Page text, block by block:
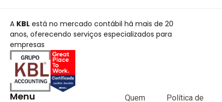
A KBL está no mercado contábil há mais de 20
anos, oferecendo serviços especializados para
empresas
Menu
Quem
Política de